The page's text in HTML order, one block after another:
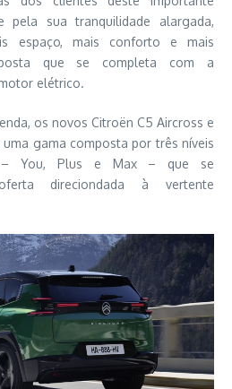
pela sua tranquilidade alargada,
espaço, mais conforto e mais
que se completa com a
elétrico.
os novos Citroën C5 Aircross e
gama composta por três níveis
– You, Plus e Max – que se
direciondada à vertente